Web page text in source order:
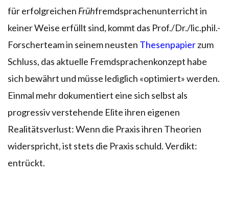
für erfolgreichen Frühfremdsprachenunterricht in
keiner Weise erfüllt sind, kommt das Prof./Dr./lic.phil.-
Forscherteam in seinem neusten Thesenpapierzum
Schluss, das aktuelle Fremdsprachenkonzept habe
sich bewährt und müsse lediglich «optimiert» werden.
Einmal mehr dokumentiert eine sich selbst als
progressiv verstehende Elite ihren eigenen
Realitätsverlust: Wenn die Praxis ihren Theorien
widerspricht, ist stets die Praxis schuld. Verdikt:
entrückt.